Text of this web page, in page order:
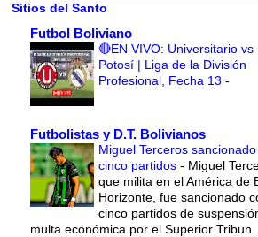
Sitios del Santo
Futbol Boliviano
🔴EN VIVO: Universitario vs
Potosí | Liga de la División
Profesional, Fecha 13 -
Futbolistas y D.T. Bolivianos
Miguel Terceros
cinco partidos - Miguel
que milita en el América de
Horizonte, fue sancionado
cinco partidos de
multa económica por el Superior